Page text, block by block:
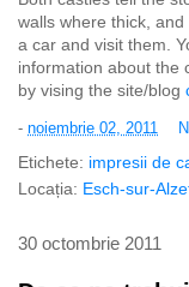
walls where thick,
a car and visit them.
information about the
by vising the site/blog
- noiembrie 02, 2011
Etichete: impresii de
Locația: Esch-sur-
30 octombrie 2011